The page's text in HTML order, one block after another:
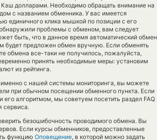
Кэш долларами. Необходимо обращать внимание на
с названием обменника. У вас имеется
единичного клика мышкой по позиции с его
проблемы с обменом, вам следует
быть, что в данное время автоматический обмен
будет предложен обмен вручную. Если обменять
обмена все-таки не получилось, пожалуйста,
принять необходимые меры: установим
из рейтинга.
с нашей системы мониторинга, вы можете
при обычном посещении обменного пункта. Если
алгоритмом, мы советуем посетить раздел FAQ
сервиса.
безошибочность проводимого обмена. Вы
Если курсы обменников, предоставленные
функцию Оповещение, в которой можно задать